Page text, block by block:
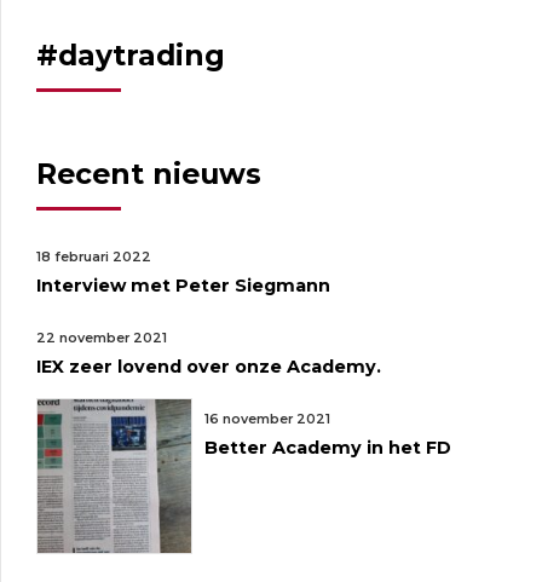
#daytrading
Recent nieuws
18 februari 2022
Interview met Peter Siegmann
22 november 2021
IEX zeer lovend over onze Academy.
16 november 2021
Better Academy in het FD